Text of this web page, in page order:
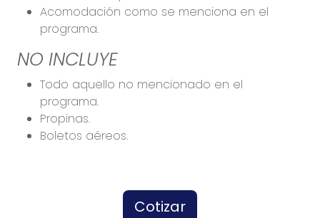
Acomodación como se menciona en el
programa.
NO INCLUYE
Todo aquello no mencionado en el
programa.
Propinas.
Boletos aéreos.
Cotizar